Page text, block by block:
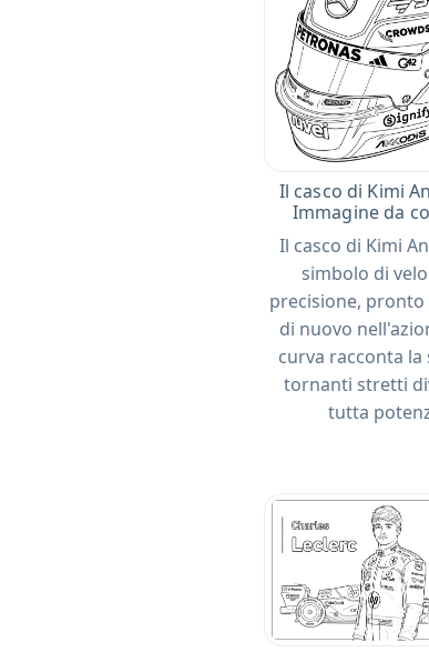
Il casco di Kimi
Immagine da
Il casco di Kimi
simbolo di
precisione,
di nuovo
curva racconta la
tornanti stretti
tutta